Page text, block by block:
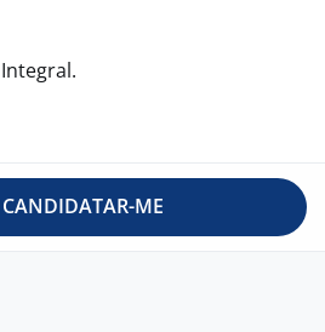
CANDIDATAR-ME